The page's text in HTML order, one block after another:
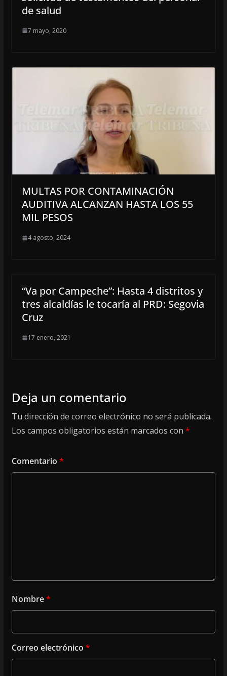
de salud
7 mayo, 2020
MULTAS POR CONTAMINACIÓN
AUDITIVA ALCANZAN HASTA LOS 55
MIL PESOS
4 agosto, 2024
“Va por Campeche”: Hasta 4 distritos y
tres alcaldías le tocaría al PRD: Segovia
Cruz
17 enero, 2021
Deja un comentario
Tu dirección de correo electrónico no será publicada.
Los campos obligatorios están marcados con *
Comentario *
Nombre*
Correo electrónico *